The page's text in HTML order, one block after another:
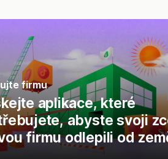
firmu
aplikace, které
abyste svoji
firmu odlepili od